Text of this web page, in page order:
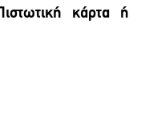
κάρτα ή